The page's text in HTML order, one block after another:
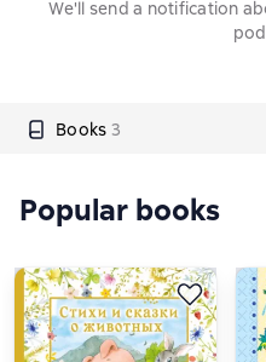
We'll send a notification
Books 3
Popular books